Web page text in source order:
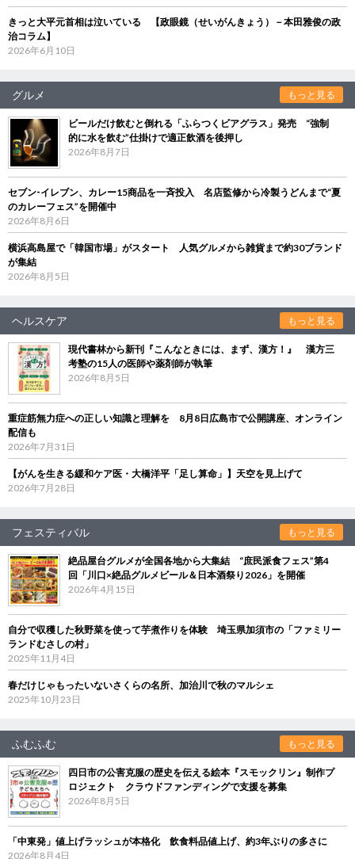
きっと大平元首相は泣いている 【政眼鏡（せいがんきょう）－本田雅俊の政
治コラム】
2026年6月10日
グルメ もっと見る
ビールだけ飲むと倒れる「ふらつくビアグラス」発売 “強制
的に水を飲む”仕掛けで適正飲酒を後押し
2026年8月7日
セブン‐イレブン、カレー15商品を一斉投入 名店監修から冷製うどんまで“夏
のカレーフェス”を開催中
2026年8月6日
横浜高島屋で「韓国市場」がスタート 人気グルメから雑貨まで約30ブランド
が集結
2026年8月5日
ヘルスケア もっと見る
現代書林から新刊『こんなときには、まず、漢方！』 漢方三
考塾の15人の医師や薬剤師が執筆
2026年8月5日
重症筋無力症への正しい知識と理解を 8月8日広島市で公開講座、オンライン
配信も
2026年7月31日
【がんを生きる緩和ケア医・大橋洋平「足し算命」】天空を見上げて
2026年7月28日
フェスティバル もっと見る
絶品屋台グルメが全国各地から大集結 “庶民派食フェス”第4
回「川口×絶品グルメビール＆日本酒祭り2026」を開催
2026年4月15日
自分で収穫した秋野菜を使って芋煮作りを体験 埼玉県加須市の「ファミリー
ランドむさしの村」
2025年11月4日
春だけじゃもったいないさくらの名所、加治川で秋のマルシェ
2025年10月23日
ふむふむ もっと見る
四日市の公害克服の歴史を伝える絵本『スモックリン』制作プ
ロジェクト クラウドファンディングで支援を募集
2026年8月5日
「中東発」値上げラッシュが本格化 飲食料品値上げ、約3年ぶりの多さに
2026年8月4日